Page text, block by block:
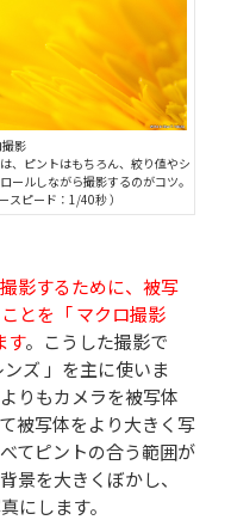
影
、ピントはもちろん、絞り値やシ
ールしながら撮影するのがコツ。
ピード：1/40秒 ）
影するために、被写
とを「 マクロ撮影
す。こうした撮影で
ズ 」を主に使いま
りもカメラを被写体
被写体をより大きく写
てピントの合う範囲が
景を大きくぼかし、
にします。